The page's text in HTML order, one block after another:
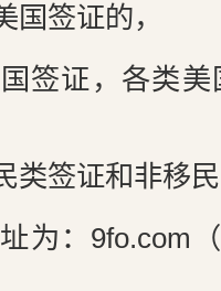
国签证的，
签证，各类
类签证和非移
为：9fo.com